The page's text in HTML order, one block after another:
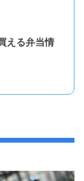
える弁当情